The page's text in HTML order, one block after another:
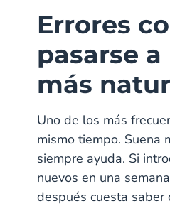
Errores
pasarse
más
Uno de los más
mismo tiempo. Suena
siempre ayuda. Si
nuevos en una
después cuesta saber